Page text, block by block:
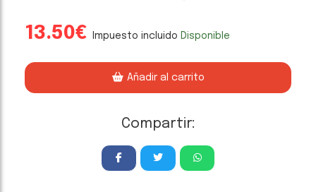
13.50€ Impuesto incluido Disponible
Añadir al carrito
Compartir: